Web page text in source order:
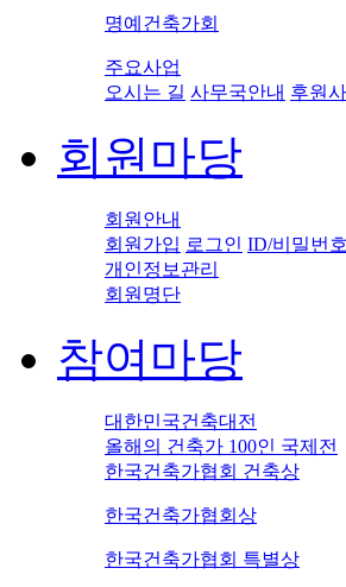
명예건축가회
주요사업
오시는 길 사무국안내 후원
회원마당
회원안내
회원가입 로그인 ID/비밀번호
개인정보관리
회원명단
참여마당
대한민국건축대전
올해의 건축가 100인 국제전
한국건축가협회 건축상
한국건축가협회상
한국건축가협회 특별상